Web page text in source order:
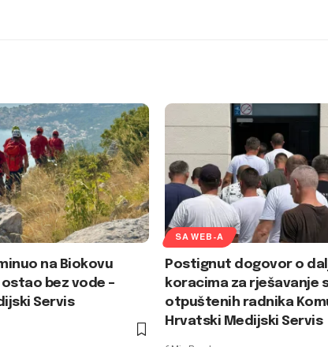
na Biokovu
bez vode –
Servis
SA WEB-A
Postignut dogovor o
koracima za rješavanje
otpuštenih radnika
Hrvatski Medijski Servis